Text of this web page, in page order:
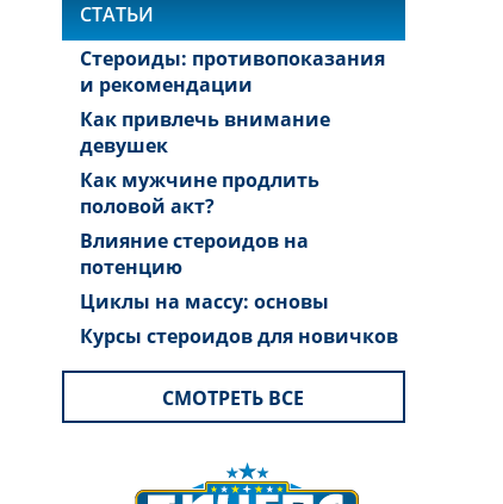
СТАТЬИ
Стероиды: противопоказания
и рекомендации
Как привлечь внимание
девушек
Как мужчине продлить
половой акт?
Влияние стероидов на
потенцию
Циклы на массу: основы
Курсы стероидов для новичков
СМОТРЕТЬ ВСЕ